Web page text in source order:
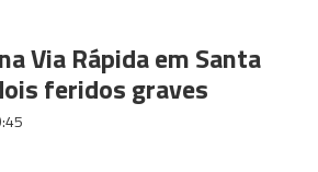
Via Rápida em Santa
feridos graves